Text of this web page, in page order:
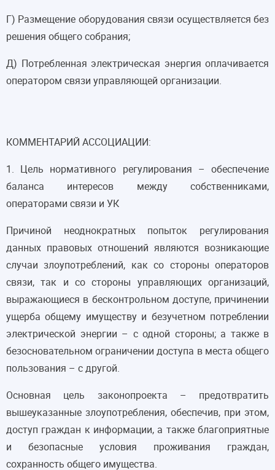
Г) Размещение оборудования связи осуществляется без
решения общего собрания;
Д) Потребленная электрическая энергия оплачивается
оператором связи управляющей организации.
КОММЕНТАРИЙ АССОЦИАЦИИ:
1. Цель нормативного регулирования – обеспечение
баланса интересов между собственниками,
операторами связи и УК
Причиной неоднократных попыток регулирования
данных правовых отношений являются возникающие
случаи злоупотреблений, как со стороны операторов
связи, так и со стороны управляющих организаций,
выражающиеся в бесконтрольном доступе, причинении
ущерба общему имуществу и безучетном потреблении
электрической энергии – с одной стороны; а также в
безосновательном ограничении доступа в места общего
пользования – с другой.
Основная цель законопроекта – предотвратить
вышеуказанные злоупотребления, обеспечив, при этом,
доступ граждан к информации, а также благоприятные
и безопасные условия проживания граждан,
сохранность общего имущества.